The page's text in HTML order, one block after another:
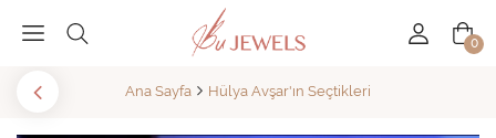
0
Ana Sayfa Hülya Avşar'ın Seçtikleri